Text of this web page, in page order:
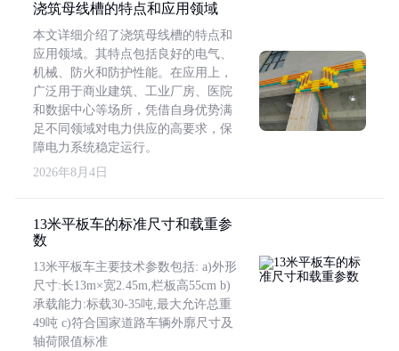
浇筑母线槽的特点和应用领域
本文详细介绍了浇筑母线槽的特点和
应用领域。其特点包括良好的电气、
机械、防火和防护性能。在应用上，
广泛用于商业建筑、工业厂房、医院
和数据中心等场所，凭借自身优势满
足不同领域对电力供应的高要求，保
障电力系统稳定运行。
2026年8月4日
13米平板车的标准尺寸和载重参
数
13米平板车主要技术参数包括: a)外形
尺寸:长13m×宽2.45m,栏板高55cm b)
承载能力:标载30-35吨,最大允许总重
49吨 c)符合国家道路车辆外廓尺寸及
轴荷限值标准